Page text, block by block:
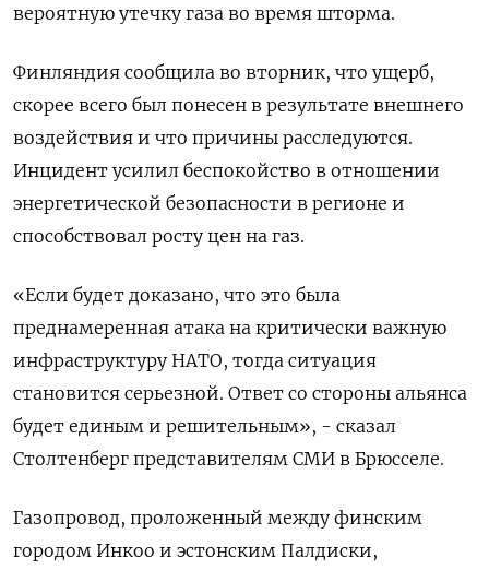
вероятную утечку газа во время шторма.
Финляндия сообщила во вторник, что ущерб,
скорее всего был понесен в результате внешнего
воздействия и что причины расследуются.
Инцидент усилил беспокойство в отношении
энергетической безопасности в регионе и
способствовал росту цен на газ.
«Если будет доказано, что это была
преднамеренная атака на критически важную
инфраструктуру НАТО, тогда ситуация
становится серьезной. Ответ со стороны альянса
будет единым и решительным», - сказал
Столтенберг представителям СМИ в Брюсселе.
Газопровод, проложенный между финским
городом Инкоо и эстонским Палдиски,